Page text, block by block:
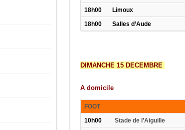
18h00
Limoux
18h00
Salles d’Aude
DIMANCHE 15 DECEMBRE
A domicile
FOOT
10h00
Stade de l’Aiguille